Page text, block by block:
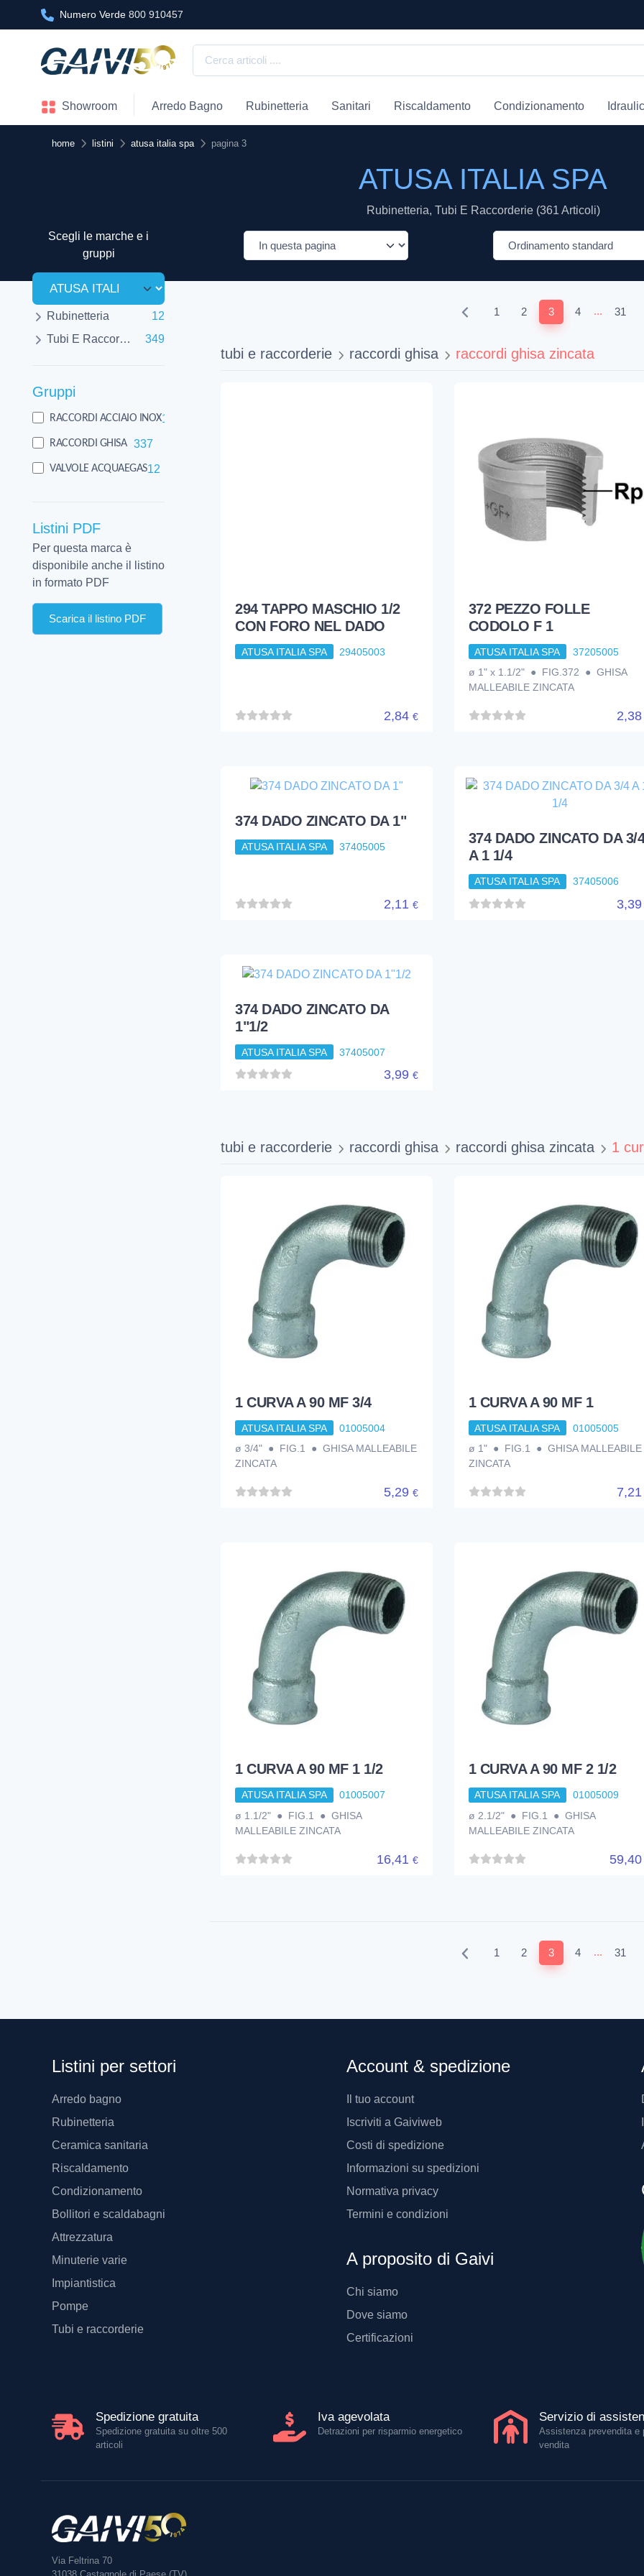
Numero Verde 800 910457
Showroom Arredo Bagno Rubinetteria Sanitari Riscaldamento Condizionamento
home listini atusa italia spa pagina 3
ATUSA ITALIA SPA
Rubinetteria, Tubi E Raccorderie (361 Articoli)
Scegli le marche e i
gruppi
Rubinetteria
12
Tubi E Raccorderie
349
Gruppi
RACCORDI ACCIAIO INOX12
RACCORDI GHISA 337
VALVOLE ACQUAEGAS12
Listini PDF
Per questa marca è
disponibile anche il listino
in formato PDF
Scarica il listino PDF
1 2 3 4 ... 31
tubi e raccorderie raccordi ghisa raccordi ghisa zincata
294 TAPPO MASCHIO 1/2
CON FORO NEL DADO
ATUSA ITALIA SPA 29405003
2,84 €
372 PEZZO FOLLE
CODOLO F 1
ATUSA ITALIA SPA
37205005
ø 1" x 1.1/2" ● FIG.372 ● GHISA
MALLEABILE ZINCATA
374 DADO ZINCATO DA 1"
ATUSA ITALIA SPA 37405005
2,11 €
374 DADO ZINCATO DA 3/
A 1 1/4
ATUSA ITALIA SPA 37405006
374 DADO ZINCATO DA
1"1/2
ATUSA ITALIA SPA 37405007
3,99 €
tubi e raccorderie raccordi ghisa raccordi ghisa zincata 1
1 CURVA A 90 MF 3/4
ATUSA ITALIA SPA
01005004
ø 3/4" ● FIG.1 ● GHISA MALLEABILE
ZINCATA
5,29 €
1 CURVA A 90 MF 1
ATUSA ITALIA SPA
01005005
ø 1" ● FIG.1 ● GHISA MALLEABILE
ZINCATA
1 CURVA A 90 MF 1 1/2
ATUSA ITALIA SPA
01005007
ø 1.1/2" ● FIG.1 ● GHISA
MALLEABILE ZINCATA
16,41 €
1 CURVA A 90 MF 2 1/2
ATUSA ITALIA SPA
01005009
ø 2.1/2" ● FIG.1 ● GHISA
MALLEABILE ZINCATA
1 2 3 4 ... 31
Listini per settori
Arredo bagno
Rubinetteria
Ceramica sanitaria
Riscaldamento
Condizionamento
Bollitori e scaldabagni
Attrezzatura
Minuterie varie
Impiantistica
Pompe
Tubi e raccorderie
Account & spedizione
Il tuo account
Iscriviti a Gaiviweb
Costi di spedizione
Informazioni su spedizioni
Normativa privacy
Termini e condizioni
A proposito di Gaivi
Chi siamo
Dove siamo
Certificazioni
Spedizione gratuita
Spedizione gratuita su oltre 500
articoli
Iva agevolata
Detrazioni per risparmio energetico
Servizio di
Assistenza prevendita e
vendita
Via Feltrina 70